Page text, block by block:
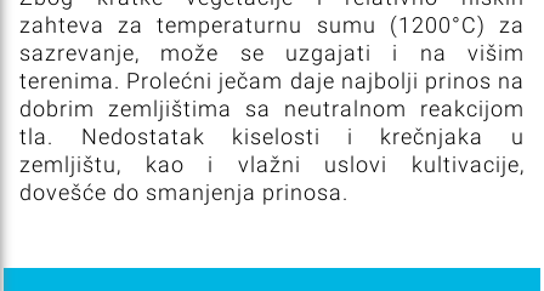
zahteva za temperaturnu sumu (1200°C) za
sazrevanje, može se uzgajati i na višim
terenima. Prolećni ječam daje najbolji prinos na
dobrim zemljištima sa neutralnom reakcijom
tla. Nedostatak kiselosti i krečnjaka u
zemljištu, kao i vlažni uslovi kultivacije,
dovešće do smanjenja prinosa.